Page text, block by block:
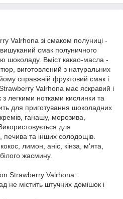
Valrhona зі смаком полуниці -
смак полуничного
шоколаду. Вміст какао-масла -
виготовлений з натуральних
справжній фруктовий смак і
Valrhona має яскравий і
легкими нотками кислинки та
для приготування шоколадних
ганашу, морозива,
для
печива та інших солодощів.
лимон, аніс, кінза, м'ята,
жасмину.
Strawberry Valrhona:
не містить штучних домішок і